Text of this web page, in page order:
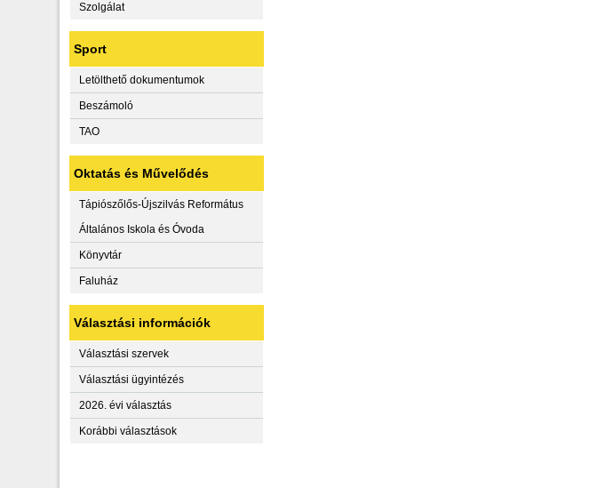
Szolgálat
Sport
Letölthető dokumentumok
Beszámoló
TAO
Oktatás és Művelődés
Tápiószőlős-Újszilvás Református
Általános Iskola és Óvoda
Könyvtár
Faluház
Választási információk
Választási szervek
Választási ügyintézés
2026. évi választás
Korábbi választások